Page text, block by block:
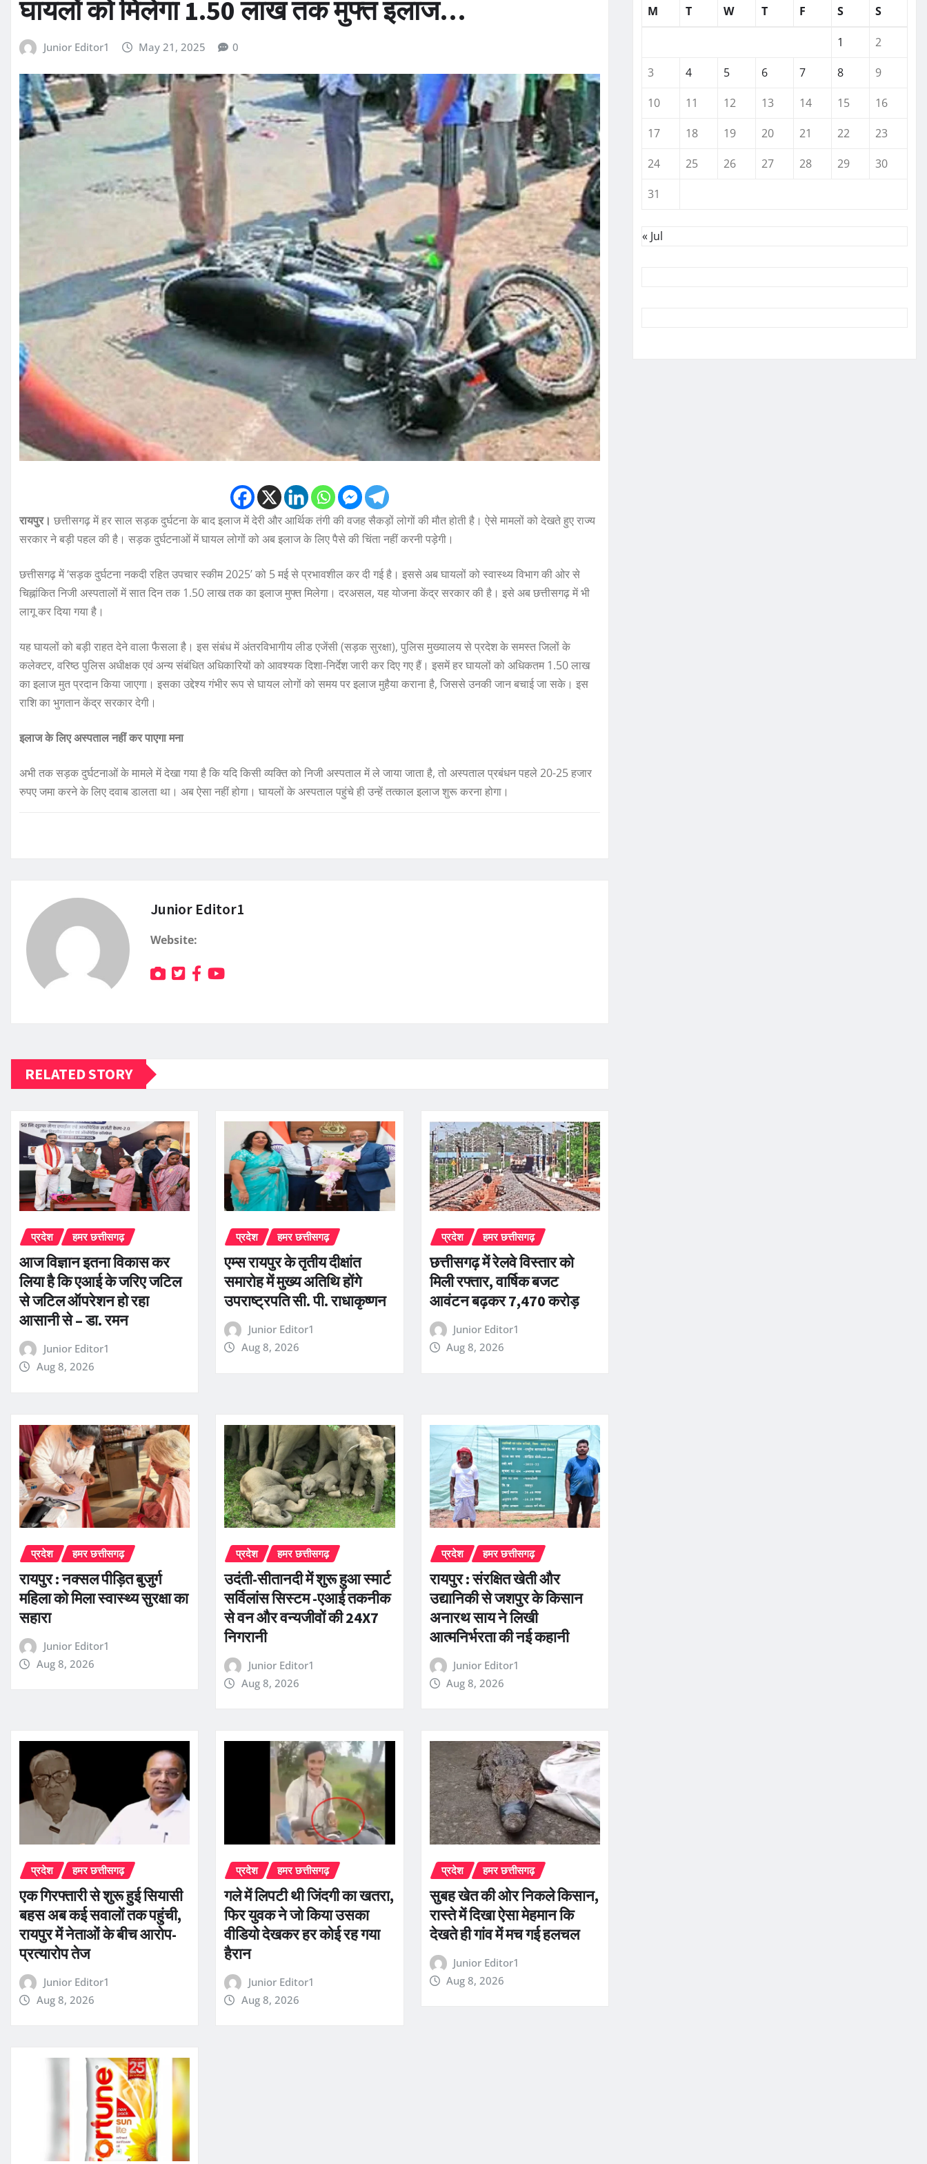
घायलों को मिलेगा 1.50 लाख तक मुफ्त इलाज…
Junior Editor1 May 21, 2025 0
रायपुर। छत्तीसगढ़ में हर साल सड़क दुर्घटना के बाद इलाज में देरी और आर्थिक तंगी की वजह सैकड़ों लोगों की मौत होती है। ऐसे मामलों को देखते हुए राज्य
सरकार ने बड़ी पहल की है। सड़क दुर्घटनाओं में घायल लोगों को अब इलाज के लिए पैसे की चिंता नहीं करनी पड़ेगी।
छत्तीसगढ़ में ‘सड़क दुर्घटना नकदी रहित उपचार स्कीम 2025’ को 5 मई से प्रभावशील कर दी गई है। इससे अब घायलों को स्वास्थ्य विभाग की ओर से
चिह्नांकित निजी अस्पतालों में सात दिन तक 1.50 लाख तक का इलाज मुफ्त मिलेगा। दरअसल, यह योजना केंद्र सरकार की है। इसे अब छत्तीसगढ़ में भी
लागू कर दिया गया है।
यह घायलों को बड़ी राहत देने वाला फैसला है। इस संबंध में अंतरविभागीय लीड एजेंसी (सड़क सुरक्षा), पुलिस मुख्यालय से प्रदेश के समस्त जिलों के
कलेक्टर, वरिष्ठ पुलिस अधीक्षक एवं अन्य संबंधित अधिकारियों को आवश्यक दिशा-निर्देश जारी कर दिए गए हैं। इसमें हर घायलों को अधिकतम 1.50 लाख
का इलाज मुत प्रदान किया जाएगा। इसका उद्देश्य गंभीर रूप से घायल लोगों को समय पर इलाज मुहैया कराना है, जिससे उनकी जान बचाई जा सके। इस
राशि का भुगतान केंद्र सरकार देगी।
इलाज के लिए अस्पताल नहीं कर पाएगा मना
अभी तक सड़क दुर्घटनाओं के मामले में देखा गया है कि यदि किसी व्यक्ति को निजी अस्पताल में ले जाया जाता है, तो अस्पताल प्रबंधन पहले 20-25 हजार
रुपए जमा करने के लिए दवाब डालता था। अब ऐसा नहीं होगा। घायलों के अस्पताल पहुंचे ही उन्हें तत्काल इलाज शुरू करना होगा।
Junior Editor1
Website:
RELATED STORY
प्रदेश हमर छत्तीसगढ़
आज विज्ञान इतना विकास कर
लिया है कि एआई के जरिए जटिल
से जटिल ऑपरेशन हो रहा
आसानी से – डा. रमन
Junior Editor1
Aug 8, 2026
प्रदेश हमर छत्तीसगढ़
एम्स रायपुर के तृतीय दीक्षांत
समारोह में मुख्य अतिथि होंगे
उपराष्ट्रपति सी. पी. राधाकृष्णन
Junior Editor1
Aug 8, 2026
प्रदेश हमर छत्तीसगढ़
छत्तीसगढ़ में रेलवे विस्तार को
मिली रफ्तार, वार्षिक बजट
आवंटन बढ़कर 7,470 करोड़
Junior Editor1
Aug 8, 2026
प्रदेश हमर छत्तीसगढ़
रायपुर : नक्सल पीड़ित बुजुर्ग
महिला को मिला स्वास्थ्य सुरक्षा का
सहारा
Junior Editor1
Aug 8, 2026
प्रदेश हमर छत्तीसगढ़
उदंती-सीतानदी में शुरू हुआ स्मार्ट
सर्विलांस सिस्टम -एआई तकनीक
से वन और वन्यजीवों की 24X7
निगरानी
Junior Editor1
Aug 8, 2026
प्रदेश हमर छत्तीसगढ़
रायपुर : संरक्षित खेती और
उद्यानिकी से जशपुर के किसान
अनारथ साय ने लिखी
आत्मनिर्भरता की नई कहानी
Junior Editor1
Aug 8, 2026
प्रदेश हमर छत्तीसगढ़
एक गिरफ्तारी से शुरू हुई सियासी
बहस अब कई सवालों तक पहुंची,
रायपुर में नेताओं के बीच आरोप-
प्रत्यारोप तेज
Junior Editor1
Aug 8, 2026
प्रदेश हमर छत्तीसगढ़
गले में लिपटी थी जिंदगी का खतरा,
फिर युवक ने जो किया उसका
वीडियो देखकर हर कोई रह गया
हैरान
Junior Editor1
Aug 8, 2026
प्रदेश हमर छत्तीसगढ़
सुबह खेत की ओर निकले किसान,
रास्ते में दिखा ऐसा मेहमान कि
देखते ही गांव में मच गई हलचल
Junior Editor1
Aug 8, 2026
M
T W T F S S
1
2
3
4 5 6 7 8
9
10
11 12 13 14 15
16
17
18 19 20 21 22
23
24
25 26 27 28 29
30
31
« Jul